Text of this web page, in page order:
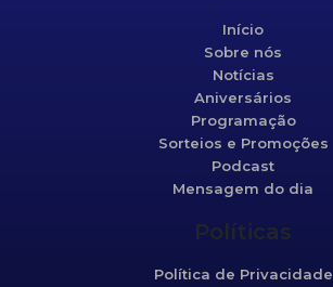
Início
Sobre nós
Notícias
Aniversários
Programação
Sorteios e Promoções
Podcast
Mensagem do dia
Políticas
Política de Privacidade